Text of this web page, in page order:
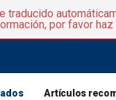
traducido
por favor haz
Artículos